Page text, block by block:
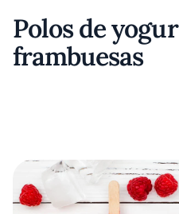
Polos de
frambuesas